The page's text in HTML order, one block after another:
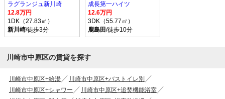
ラグランジュ新川崎
12.8万円
1DK（27.83㎡）
新川崎/徒歩3分
成長第一ハイツ
12.6万円
3DK（55.77㎡）
鹿島田/徒歩10分
川崎市中原区の賃貸を探す
川崎市中原区+給湯
川崎市中原区+バストイレ別
川崎市中原区+シャワー
川崎市中原区+追焚機能浴室